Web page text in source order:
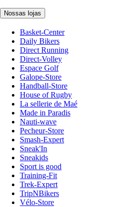
Nossas lojas
Basket-Center
Daily Bikers
Direct Running
Direct-Volley
Espace Golf
Galope-Store
Handball-Store
House of Rugby
La sellerie de Maé
Made in Paradis
Nauti-wave
Pecheur-Store
Smash-Expert
Sneak'In
Sneakids
Sport is good
Training-Fit
Trek-Expert
TripNBikers
Vélo-Store